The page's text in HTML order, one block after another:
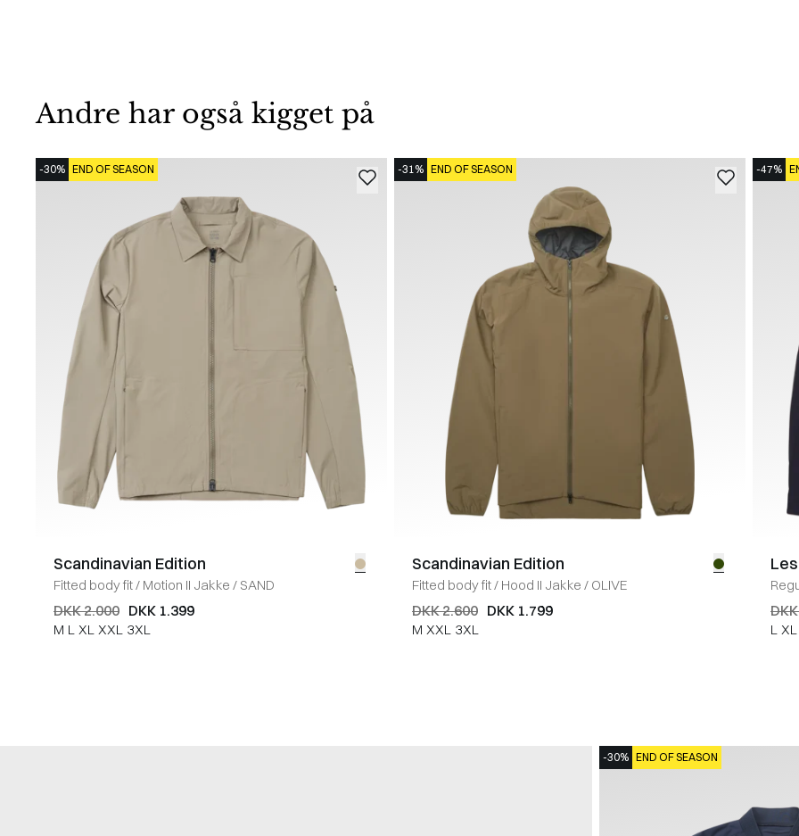
Andre har også kigget på
-30% END OF SEASON
Scandinavian Edition
Fitted body fit/ Motion II Jakke / SAND
DKK 2.000 DKK 1.399
M L XL XXL 3XL
-31% END OF SEASON
Scandinavian Edition
Fitted body fit/ Hood II Jakke / OLIVE
DKK 2.600 DKK 1.799
M XXL 3XL
-47%
L XL
-30% END OF SEASON